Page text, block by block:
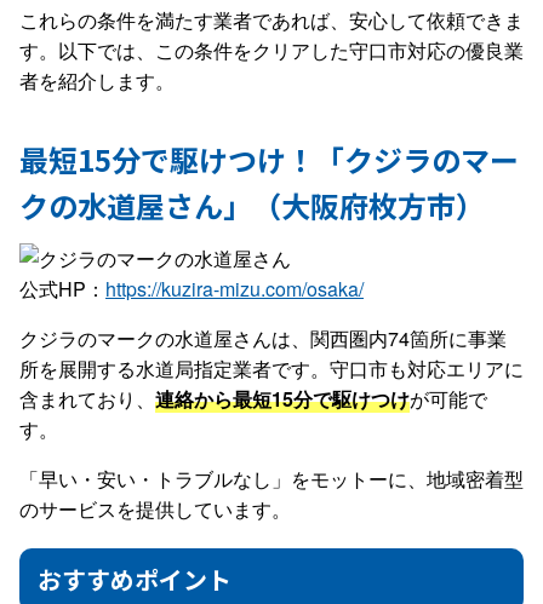
これらの条件を満たす業者であれば、安心して依頼できま
す。以下では、この条件をクリアした守口市対応の優良業
者を紹介します。
最短15分で駆けつけ！「クジラのマー
クの水道屋さん」（大阪府枚方市）
公式HP： https://kuzira-mizu.com/osaka/
クジラのマークの水道屋さんは、関西圏内74箇所に事業
所を展開する水道局指定業者です。守口市も対応エリアに
含まれており、 連絡から最短15分で駆けつけが可能で
す。
「早い・安い・トラブルなし」をモットーに、地域密着型
のサービスを提供しています。
おすすめポイント